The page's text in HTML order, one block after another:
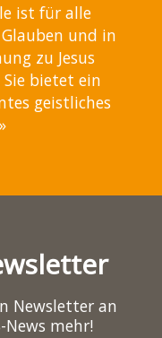
ist für alle
und in
zu Jesus
bietet ein
geistliches
Newsletter an
News mehr!